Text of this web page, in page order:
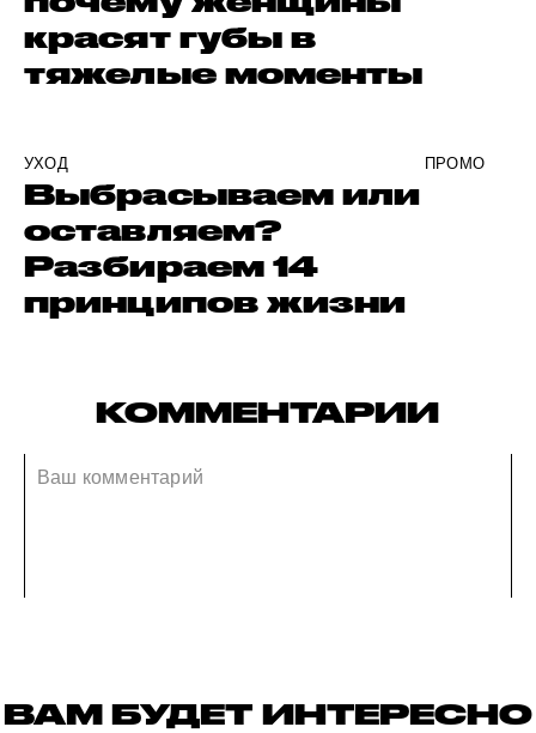
красят губы в
тяжелые моменты
УХОД ПРОМО
Выбрасываем или
оставляем?
Разбираем 14
принципов жизни
КОММЕНТАРИИ
ВАМ БУДЕТ ИНТЕРЕСНО